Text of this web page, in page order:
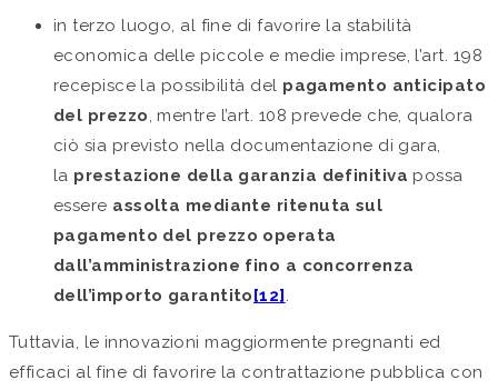
in terzo luogo, al fine di favorire la stabilità
economica delle piccole e medie imprese, l’art. 198
recepisce la possibilità del pagamento anticipato
del prezzo, mentre l’art. 108 prevede che, qualora
ciò sia previsto nella documentazione di gara,
la prestazione della garanzia definitiva possa
essere assolta mediante ritenuta sul
pagamento del prezzo operata
dall’amministrazione fino a concorrenza
dell’importo garantito[12].
Tuttavia, le innovazioni maggiormente pregnanti ed
efficaci al fine di favorire la contrattazione pubblica con